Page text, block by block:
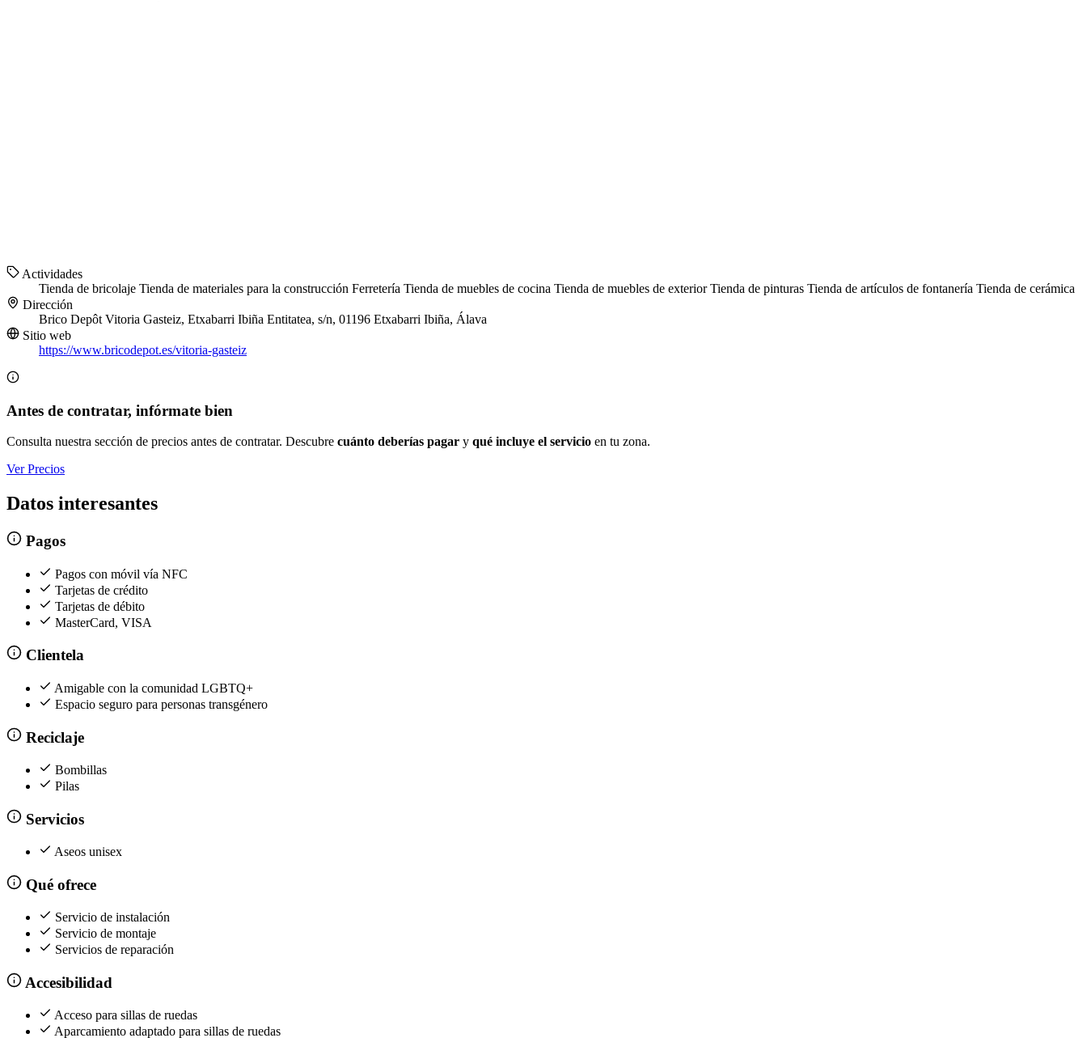
Actividades
Tienda de bricolaje Tienda de materiales para la construcción Ferretería Tienda de muebles de cocina Tienda de muebles de exteriorTienda de pinturas Tienda de artículos de fontanería Tienda de cerámica
Dirección
Brico Depôt Vitoria Gasteiz, Etxabarri Ibiña Entitatea, s/n, 01196 Etxabarri Ibiña, Álava
Sitio web
https://www.bricodepot.es/vitoria-gasteiz
Antes de contratar, infórmate bien
Consulta nuestra sección de precios antes de contratar. Descubre cuánto deberías pagar y qué incluye el servicio en tu zona.
Ver Precios
Datos interesantes
Pagos
Pagos con móvil vía NFC
Tarjetas de crédito
Tarjetas de débito
MasterCard, VISA
Clientela
Amigable con la comunidad LGBTQ+
Espacio seguro para personas transgénero
Reciclaje
Bombillas
Pilas
Servicios
Aseos unisex
Qué ofrece
Servicio de instalación
Servicio de montaje
Servicios de reparación
Accesibilidad
Acceso para sillas de ruedas
Aparcamiento adaptado para sillas de ruedas